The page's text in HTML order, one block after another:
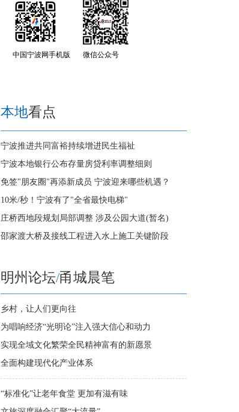
中国宁波网手机版 微信公众号
本地看点
宁波推进共同富裕持续增进民生福祉
宁波本地银行公布存量房贷利率调整细则
免签"朋友圈"再添新成员 宁波迎来哪些机遇？
10米/秒！宁波有了"全省最快电梯"
庄桥西地段规划局部调整 涉及公园大道(暂名)
邵家渡大桥及接线工程进入水上施工关键阶段
明州论坛/甬城晨笔
乡村，让人们更向往
为唱响经济“光明论”注入强大信心和动力
实现全域文化繁荣全民精神富有的新愿景
全面构建现代化产业体系
“标准化”让老年食堂 更加有滋有味